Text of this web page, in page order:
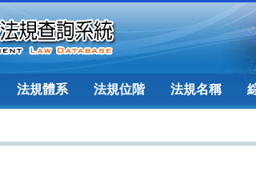
法規體系 法規位階 法規名稱